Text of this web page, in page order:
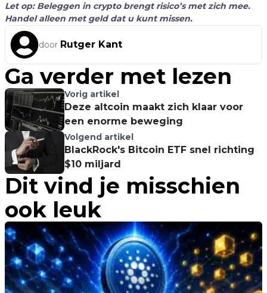
Let op: Beleggen in crypto brengt risico’s met zich mee.
Handel alleen met geld dat u kunt missen.
door Rutger Kant
Ga verder met lezen
Vorig artikel
Deze altcoin maakt zich klaar voor
een enorme beweging
Volgend artikel
BlackRock's Bitcoin ETF snel richting
$10 miljard
Dit vind je misschien
ook leuk